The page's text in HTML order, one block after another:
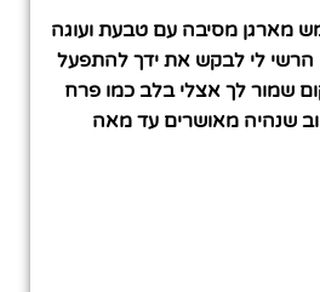
מארגן מסיבה עם טבעת ועוגה
הרשי לי לבקש את ידך להתפעל
שמור לך אצלי בלב כמו פרח
שנהיה מאושרים עד מאה